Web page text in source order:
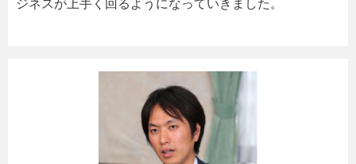
ジネスが上手く回るようになっていきました。